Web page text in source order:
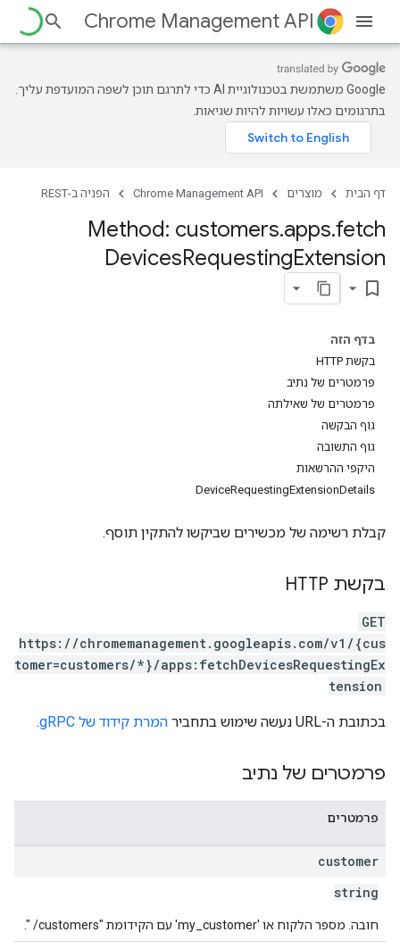
Chrome Management API
‫Google משתמשת בטכנולוגיית AI כדי לתרגם תוכן לשפה המועדפת עליך.
בתרגומים כאלו עשויות להיות שגיאות.
דף הבית מוצרים Chrome Management API הפניה ב-REST
Method: customers.apps.fetch
DevicesRequestingExtension
bookmark_border
בדף הזה
בקשת HTTP
פרמטרים של נתיב
פרמטרים של שאילתה
גוף הבקשה
גוף התשובה
היקפי ההרשאות
DeviceRequestingExtensionDetails
קבלת רשימה של מכשירים שביקשו להתקין תוסף.
בקשת HTTP
GET
https://chromemanagement.googleapis.com/v1/{cus
tomer=customers/*}/apps:fetchDevicesRequestingEx
tension
בכתובת ה-URL נעשה שימוש בתחביר המרת קידוד של gRPC .
פרמטרים של נתיב
פרמטרים
customer
string
חובה. מספר הלקוח או 'my_customer' עם הקידומת "customers/ ".